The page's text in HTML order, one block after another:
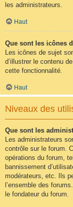
les administrateurs.
Haut
Que sont les icônes
Les icônes de sujet
d’illustrer le contenu
cette fonctionnalité.
Haut
Niveaux des
Que sont les
Les administrateurs
contrôle sur le forum.
opérations du forum,
bannissement
modérateurs, etc. Ils
l’ensemble des
le fondateur du forum.